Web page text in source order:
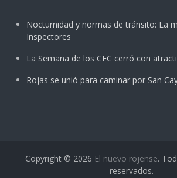
Nocturnidad y normas de tránsito: La
Inspectores
La Semana de los CEC cerró con
Rojas se unió para caminar por San
Copyright © 2026 El nuevo rojense.
reservados.